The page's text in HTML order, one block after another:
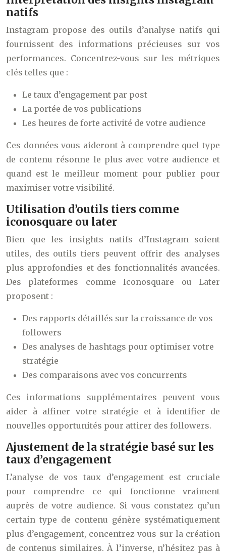
natifs
Instagram propose des outils d’analyse natifs qui
fournissent des informations précieuses sur vos
performances. Concentrez-vous sur les métriques
clés telles que :
Le taux d’engagement par post
La portée de vos publications
Les heures de forte activité de votre audience
Ces données vous aideront à comprendre quel type
de contenu résonne le plus avec votre audience et
quand est le meilleur moment pour publier pour
maximiser votre visibilité.
Utilisation d’outils tiers comme
iconosquare ou later
Bien que les insights natifs d’Instagram soient
utiles, des outils tiers peuvent offrir des analyses
plus approfondies et des fonctionnalités avancées.
Des plateformes comme Iconosquare ou Later
proposent :
Des rapports détaillés sur la croissance de vos
followers
Des analyses de hashtags pour optimiser votre
stratégie
Des comparaisons avec vos concurrents
Ces informations supplémentaires peuvent vous
aider à affiner votre stratégie et à identifier de
nouvelles opportunités pour attirer des followers.
Ajustement de la stratégie basé sur les
taux d’engagement
L’analyse de vos taux d’engagement est cruciale
pour comprendre ce qui fonctionne vraiment
auprès de votre audience. Si vous constatez qu’un
certain type de contenu génère systématiquement
plus d’engagement, concentrez-vous sur la création
de contenus similaires. À l’inverse, n’hésitez pas à